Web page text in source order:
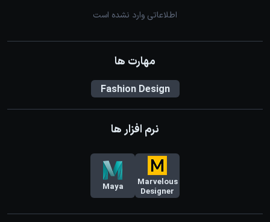
اطلاعاتی وارد نشده است
مهارت ها
Fashion Design
نرم افزار ها
Marvelous
Designer
Maya